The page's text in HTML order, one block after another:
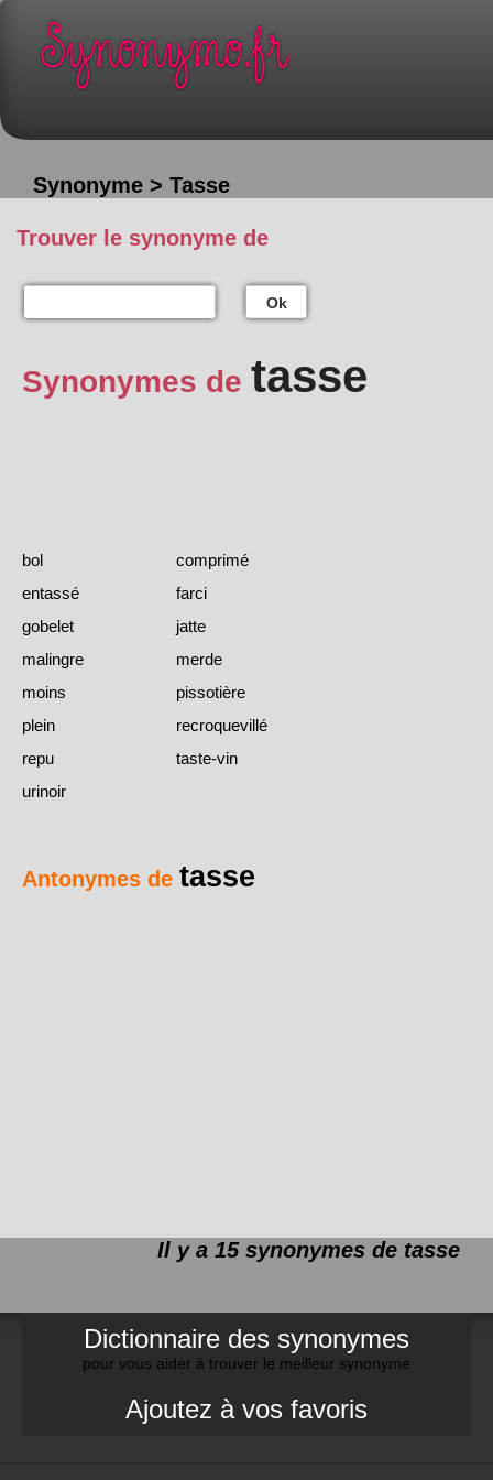
Synonyme > Tasse
Trouver le synonyme de
Ok
Synonymes de tasse
bol
comprimé
entassé
farci
gobelet
jatte
malingre
merde
moins
pissotière
plein
recroquevillé
repu
taste-vin
urinoir
Antonymes de tasse
Il y a 15 synonymes de tasse
Dictionnaire des synonymes
pour vous aider à trouver le meilleur synonyme
Ajoutez à vos favoris